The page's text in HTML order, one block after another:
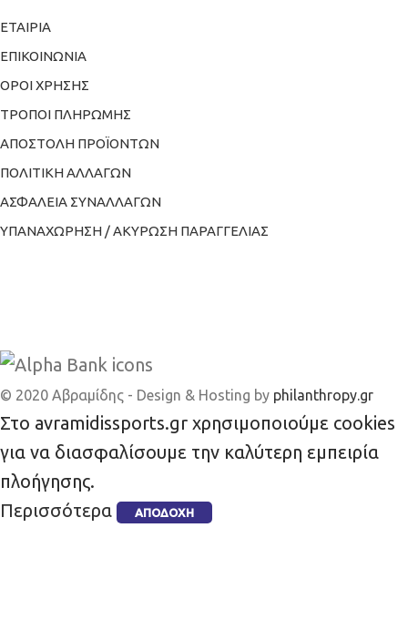
ΕΤΑΙΡΙΑ
ΕΠΙΚΟΙΝΩΝΙΑ
ΟΡΟΙ ΧΡΗΣΗΣ
ΤΡΟΠΟΙ ΠΛΗΡΩΜΗΣ
ΑΠΟΣΤΟΛΗ ΠΡΟΪΟΝΤΩΝ
ΠΟΛΙΤΙΚΗ ΑΛΛΑΓΩΝ
ΑΣΦΑΛΕΙΑ ΣΥΝΑΛΛΑΓΩΝ
ΥΠΑΝΑΧΩΡΗΣΗ / ΑΚΥΡΩΣΗ ΠΑΡΑΓΓΕΛΙΑΣ
© 2020 Αβραμίδης - Design & Hosting by philanthropy.gr
Στο avramidissports.gr χρησιμοποιούμε cookies
για να διασφαλίσουμε την καλύτερη εμπειρία
πλοήγησης.
Περισσότερα
ΑΠΟΔΟΧΉ